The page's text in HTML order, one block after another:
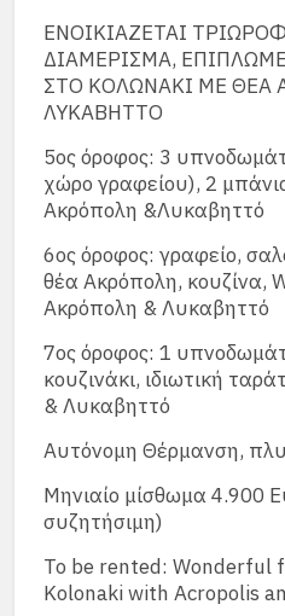
ΕΝΟΙΚΙΑΖΕΤΑΙ
ΔΙΑΜΕΡΙΣΜΑ,
ΣΤΟ ΚΟΛΩΝΑΚΙ ΜΕ ΘΕΑ
ΛΥΚΑΒΗΤΤΟ
5ος όροφος: 3
χώρο γραφείου), 2
Ακρόπολη &Λυκαβηττό
6ος όροφος: γραφείο,
θέα Ακρόπολη, κουζίνα,
Ακρόπολη & Λυκαβηττό
7ος όροφος: 1
κουζινάκι, ιδιωτική
& Λυκαβηττό
Αυτόνομη Θέρμανση,
Μηνιαίο μίσθωμα 4.900
συζητήσιμη)
To be rented: Wonderful
Kolonaki with Acropolis